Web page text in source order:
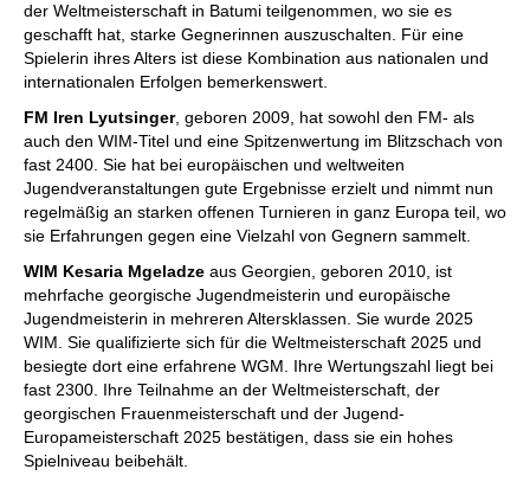
der Weltmeisterschaft in Batumi teilgenommen, wo sie es
geschafft hat, starke Gegnerinnen auszuschalten. Für eine
Spielerin ihres Alters ist diese Kombination aus nationalen und
internationalen Erfolgen bemerkenswert.
FM Iren Lyutsinger, geboren 2009, hat sowohl den FM- als
auch den WIM-Titel und eine Spitzenwertung im Blitzschach von
fast 2400. Sie hat bei europäischen und weltweiten
Jugendveranstaltungen gute Ergebnisse erzielt und nimmt nun
regelmäßig an starken offenen Turnieren in ganz Europa teil, wo
sie Erfahrungen gegen eine Vielzahl von Gegnern sammelt.
WIM Kesaria Mgeladze aus Georgien, geboren 2010, ist
mehrfache georgische Jugendmeisterin und europäische
Jugendmeisterin in mehreren Altersklassen. Sie wurde 2025
WIM. Sie qualifizierte sich für die Weltmeisterschaft 2025 und
besiegte dort eine erfahrene WGM. Ihre Wertungszahl liegt bei
fast 2300. Ihre Teilnahme an der Weltmeisterschaft, der
georgischen Frauenmeisterschaft und der Jugend-
Europameisterschaft 2025 bestätigen, dass sie ein hohes
Spielniveau beibehält.